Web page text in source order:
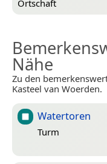
Ortschaft
Nähe
Zu den
Kasteel van Woerden.
Watertoren
Turm